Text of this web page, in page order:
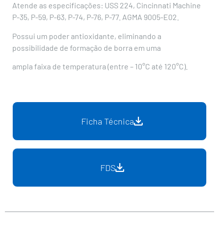
Atende as especificações: USS 224, Cincinnati Machine
P-35, P-59, P-63, P-74, P-76, P-77. AGMA 9005-E02.
Possui um poder antioxidante, eliminando a
possibilidade de formação de borra em uma
ampla faixa de temperatura (entre – 10°C até 120°C).
Ficha Técnica
FDS